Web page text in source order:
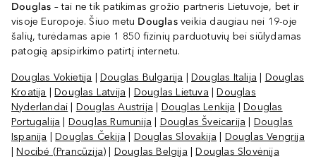
Douglas – tai ne tik patikimas grožio partneris Lietuvoje, bet ir
visoje Europoje. Šiuo metu Douglasveikia daugiau nei 19-oje
šalių, turėdamas apie 1 850 fizinių parduotuvių bei siūlydamas
patogią apsipirkimo patirtį internetu.
Douglas Vokietija |Douglas Bulgarija |Douglas Italija
Douglas
Kroatija |Douglas Latvija Douglas Lietuva |Douglas
Nyderlandai
Douglas Austrija Douglas Lenkija |Douglas
Portugalija
Douglas Rumunija Douglas Šveicarija
Douglas
Ispanija |Douglas Čekija Douglas Slovakija
Douglas Vengrija
|Nocibé (Prancūzija) Douglas Belgija |Douglas Slovėnija